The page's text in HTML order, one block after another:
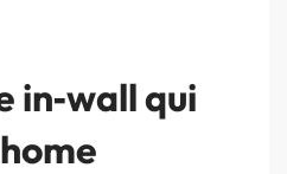
in‑wall qui